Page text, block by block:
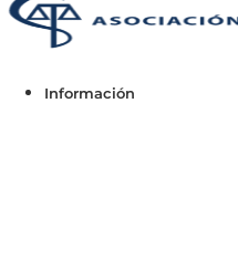
Información